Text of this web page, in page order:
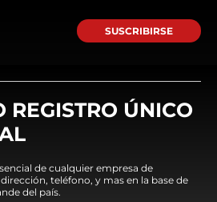
SUSCRIBIRSE
REGISTRO ÚNICO
de cualquier empresa de
teléfono, y mas en la base de
del país.